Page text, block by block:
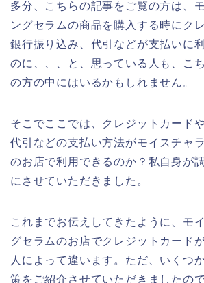
多分、こちらの記事をご覧の方は、
ングセラムの商品を購入する時にク
銀行振り込み、代引などが支払いに
のに、、、と、思っている人も、こ
の方の中にはいるかもしれません。
そこでここでは、クレジットカード
代引などの支払い方法がモイスチャ
のお店で利用できるのか？私自身が
にさせていただきました。
これまでお伝えしてきたように、モ
グセラムのお店でクレジットカード
人によって違います。ただ、いくつ
策をご紹介させていただきましたの